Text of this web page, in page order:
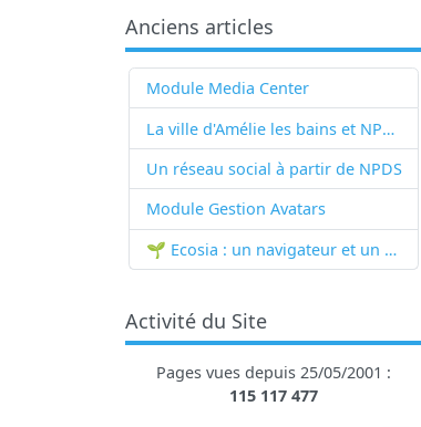
Anciens articles
Module Media Center
La ville d'Amélie les bains et NPDS
Un réseau social à partir de NPDS
Module Gestion Avatars
🌱 Ecosia : un navigateur et un moteur de recherche qui plantent des arbres !...
Activité du Site
Pages vues depuis 25/05/2001 :
115 117 477